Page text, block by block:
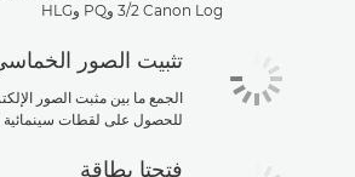
Canon Log‏ 2‏/3 وPQ وHLG
تثبيت الصور
الجمع ما بين مثبت الصور
للحصول على لقطات سينمائية
فتحتا بطاقة